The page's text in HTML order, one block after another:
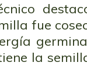
fue
la